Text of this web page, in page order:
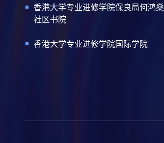
香港大学专业进修学院保良局何鸿燊
社区书院
香港大学专业进修学院国际学院